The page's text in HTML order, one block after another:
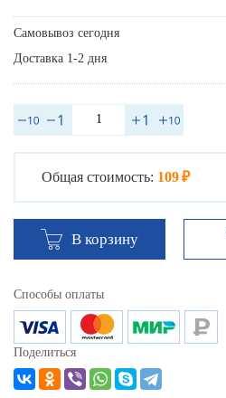
Самовывоз сегодня
Доставка 1-2 дня
Общая стоимость: 109 ₽
В корзину
Способы оплаты
Поделиться